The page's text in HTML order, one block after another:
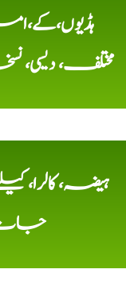
مختلف،
ہیضہ، کالرا،